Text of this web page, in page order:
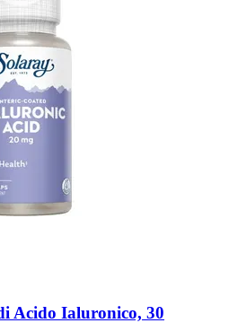
Acido Ialuronico, 30